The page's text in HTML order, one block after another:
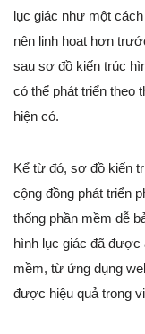
lục giác như một
nên linh hoạt hơn
sau sơ đồ kiến trúc
có thể phát triển theo
hiện có.
Kể từ đó, sơ đồ kiến
cộng đồng phát triển
thống phần mềm dễ
hình lục giác đã được
mềm, từ ứng dụng
được hiệu quả trong